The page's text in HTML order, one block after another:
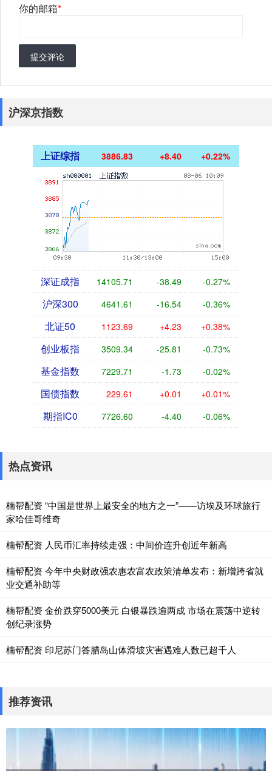
你的邮箱*
提交评论
沪深京指数
上证综指 3886.83 +8.40 +0.22%
深证成指 14105.71 -38.49 -0.27%
沪深300 4641.61 -16.54 -0.36%
北证50 1123.69 +4.23 +0.38%
创业板指 3509.34 -25.81 -0.73%
基金指数 7229.71 -1.73 -0.02%
国债指数 229.61 +0.01 +0.01%
期指IC0 7726.60 -4.40 -0.06%
热点资讯
楠帮配资 “中国是世界上最安全的地方之一”——访埃及环球旅行
家哈佳哥维奇
楠帮配资 人民币汇率持续走强：中间价连升创近年新高
楠帮配资 今年中央财政强农惠农富农政策清单发布：新增跨省就
业交通补助等
楠帮配资 金价跌穿5000美元 白银暴跌逾两成 市场在震荡中逆转
创纪录涨势
楠帮配资 印尼苏门答腊岛山体滑坡灾害遇难人数已超千人
推荐资讯